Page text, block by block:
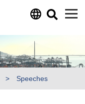
Speeches